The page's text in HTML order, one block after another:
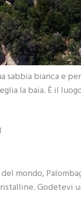
sabbia bianca e
la baia. È il
mondo,
Godetevi